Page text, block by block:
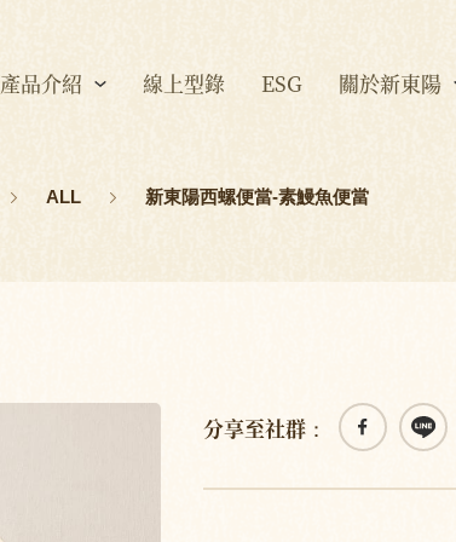
產品介紹 線上型錄 ESG 關於新東陽
ALL 新東陽西螺便當-素鰻魚便當
分享至社群：